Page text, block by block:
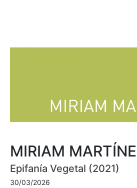
MIRIAM
Epifanía Vegetal (2021)
30/03/2026